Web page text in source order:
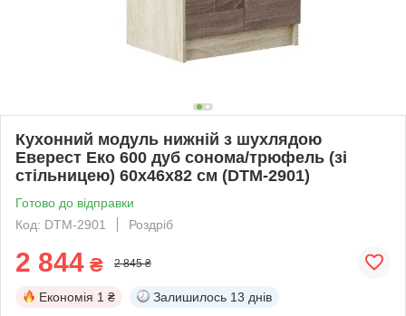
Кухонний модуль нижній з шухлядою
Еверест Еко 600 дуб сонома/трюфель (зі
стільницею) 60х46х82 см (DTM-2901)
Готово до відправки
Код: DTM-2901
Роздріб
2 844 ₴ 2 845 ₴
Економія 1 ₴ Залишилось 13 днів